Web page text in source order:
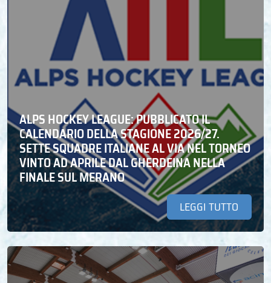
ALPS HOCKEY LEAGUE: PUBBLICATO IL
CALENDARIO DELLA STAGIONE 2026/27.
SETTE SQUADRE ITALIANE AL VIA NEL TORNEO
VINTO AD APRILE DAL GHERDEINA NELLA
FINALE SUL MERANO
LEGGI TUTTO